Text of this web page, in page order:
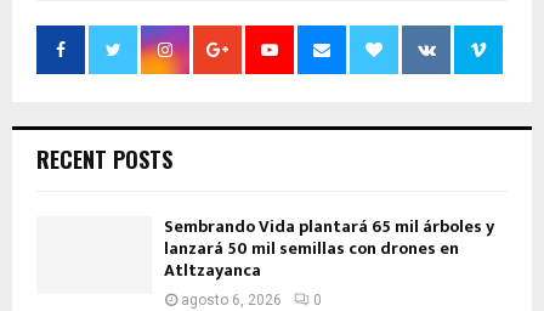
RECENT POSTS
Sembrando Vida plantará 65 mil árboles y
lanzará 50 mil semillas con drones en
Atltzayanca
agosto 6, 2026 0